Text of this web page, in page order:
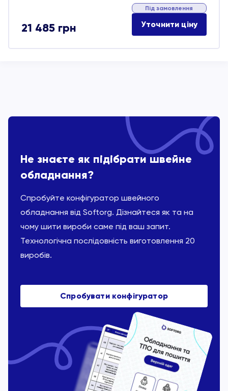
21 485 грн
Під замовлення
Уточнити ціну
Не знаєте як підібрати швейне
обладнання?
Спробуйте конфігуратор швейного
обладнання від Softorg. Дізнайтеся як та на
чому шити вироби саме під ваш запит.
Технологічна послідовність виготовлення 20
виробів.
Спробувати конфігуратор